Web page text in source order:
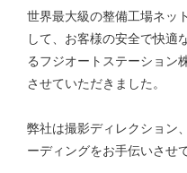
株式会社三共様 ドリップコー
ノベルティ
#産業廃棄物処理業
#イラスト
#エコ・環境
世界最大級の整備工場ネッ
して、お客様の安全で快適
るフジオートステーション
させていただきました。
弊社は撮影ディレクション
ーディングをお手伝いさせ